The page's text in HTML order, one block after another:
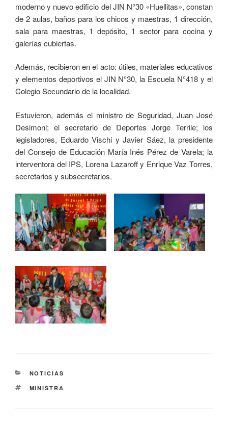
moderno y nuevo edificio del JIN N°30 «Huellitas», constan
de 2 aulas, baños para los chicos y maestras, 1 dirección,
sala para maestras, 1 depósito, 1 sector para cocina y
galerías cubiertas.
Además, recibieron en el acto: útiles, materiales educativos
y elementos deportivos el JIN N°30, la Escuela N°418 y el
Colegio Secundario de la localidad.
Estuvieron, además el ministro de Seguridad, Juan José
Desimoni; el secretario de Deportes Jorge Terrile; los
legisladores, Eduardo Vischi y Javier Sáez, la presidente
del Consejo de Educación María Inés Pérez de Varela; la
interventora del IPS, Lorena Lazaroff y Enrique Vaz Torres,
secretarios y subsecretarios.
NOTICIAS
MINISTRA